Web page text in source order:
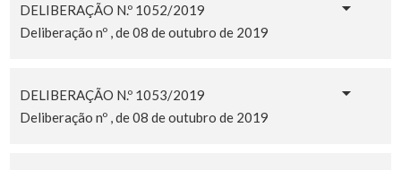
DELIBERAÇÃO N.º 1052/2019
Deliberação nº , de 08 de outubro de 2019
DELIBERAÇÃO N.º 1053/2019
Deliberação nº , de 08 de outubro de 2019